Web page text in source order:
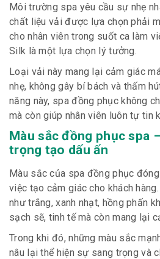
Môi trường spa yêu cầu sự nhẹ
chất liệu vải được lựa chọn phải
cho nhân viên trong suốt ca làm
Silk là một lựa chọn lý tưởng.
Loại vải này mang lại cảm giác
nhẹ, không gây bí bách và thấm
năng này, spa đồng phục không
mà còn giúp nhân viên luôn tự tin
Màu sắc đồng phục spa
trọng tạo dấu ấn
Màu sắc của spa đồng phục
việc tạo cảm giác cho khách
như trắng, xanh nhạt, hồng phấn
sạch sẽ, tinh tế mà còn mang lại
Trong khi đó, những màu sắc
nâu lại thể hiện sự sang trọng và